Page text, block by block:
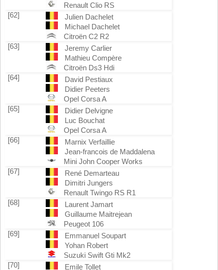
Renault Clio RS
[62]
Julien Dachelet
Michael Dachelet
Citroën C2 R2
[63]
Jeremy Carlier
Mathieu Compère
Citroën Ds3 Hdi
[64]
David Pestiaux
Didier Peeters
Opel Corsa A
[65]
Didier Delvigne
Luc Bouchat
Opel Corsa A
[66]
Marnix Verfaillie
Jean-francois de Maddalena
Mini John Cooper Works
[67]
René Demarteau
Dimitri Jungers
Renault Twingo RS R1
[68]
Laurent Jamart
Guillaume Maitrejean
Peugeot 106
[69]
Emmanuel Soupart
Yohan Robert
Suzuki Swift Gti Mk2
[70]
Emile Tollet